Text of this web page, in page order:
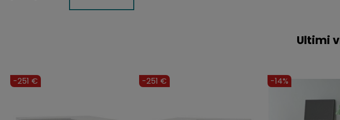
Ultimi
-251 € -251 € -14%